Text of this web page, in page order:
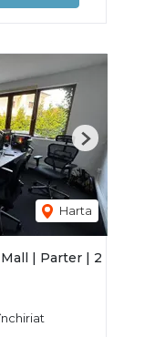
Harta
Next
| Parter | 2